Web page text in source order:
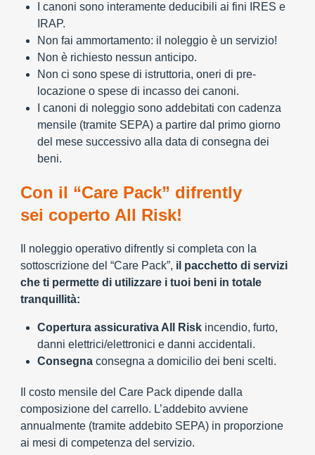
I canoni sono interamente deducibili ai fini IRES e
IRAP.
Non fai ammortamento: il noleggio è un servizio!
Non è richiesto nessun anticipo.
Non ci sono spese di istruttoria, oneri di pre-
locazione o spese di incasso dei canoni.
I canoni di noleggio sono addebitati con cadenza
mensile (tramite SEPA) a partire dal primo giorno
del mese successivo alla data di consegna dei
beni.
Con il “Care Pack” difrently
sei coperto All Risk!
Il noleggio operativo difrently si completa con la
sottoscrizione del “Care Pack”, il pacchetto di servizi
che ti permette di utilizzare i tuoi beni in totale
tranquillità:
Copertura assicurativa All Risk incendio, furto,
danni elettrici/elettronici e danni accidentali.
Consegna consegna a domicilio dei beni scelti.
Il costo mensile del Care Pack dipende dalla
composizione del carrello. L’addebito avviene
annualmente (tramite addebito SEPA) in proporzione
ai mesi di competenza del servizio.